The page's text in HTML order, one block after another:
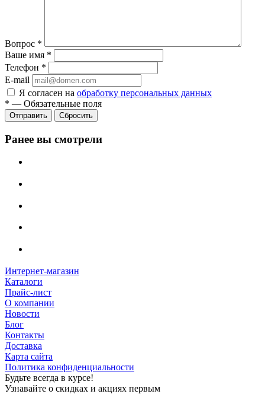
Вопрос *
Ваше имя *
Телефон *
E-mail
Я согласен на обработку персональных данных
* — Обязательные поля
Сбросить
Ранее вы смотрели
Интернет-магазин
Каталоги
Прайс-лист
О компании
Новости
Блог
Контакты
Доставка
Карта сайта
Политика конфиденциальности
Будьте всегда в курсе!
Узнавайте о скидках и акциях первым